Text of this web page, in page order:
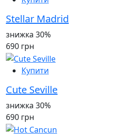
Stellar Madrid
знижка 30%
690 грн
Купити
Cute Seville
знижка 30%
690 грн